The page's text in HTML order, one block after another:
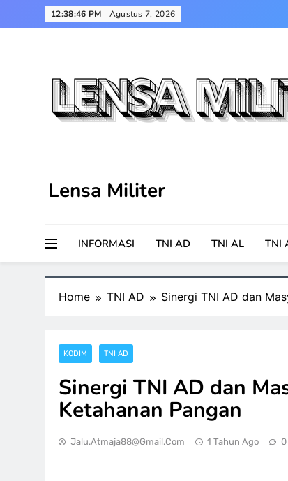
to
12:38:47 PM Agustus 7, 2026
Lensa Militer
INFORMASI TNI AD TNI AL TNI
Home TNI AD Sinergi TNI AD dan
KODIM TNI AD
Sinergi TNI AD dan
Ketahanan Pangan
Jalu.atmaja88@gmail.com 1 Tahun Ago 0